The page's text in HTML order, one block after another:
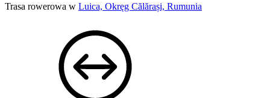
Trasa rowerowa w Luica, Okręg Călărași, Rumunia